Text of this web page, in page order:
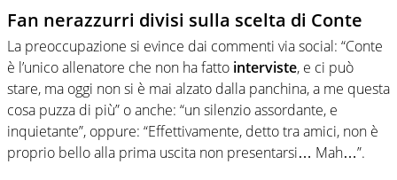
Fan nerazzurri divisi sulla scelta di Conte
La preoccupazione si evince dai commenti via social: “Conte
è l’unico allenatore che non ha fatto interviste, e ci può
stare, ma oggi non si è mai alzato dalla panchina, a me questa
cosa puzza di più” o anche: “un silenzio assordante, e
inquietante”, oppure: “Effettivamente, detto tra amici, non è
proprio bello alla prima uscita non presentarsi… Mah…”.